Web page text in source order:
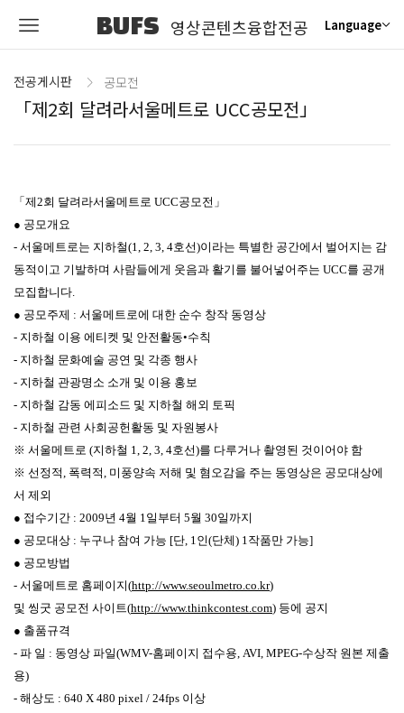
BUFS 영상콘텐츠융합전공 Language
전공게시판 공모전
「제2회 달려라서울메트로 UCC공모전」
「제2회 달려라서울메트로 UCC공모전」
● 공모개요
- 서울메트로는 지하철(1, 2, 3, 4호선)이라는 특별한 공간에서 벌어지는 감
동적이고 기발하며 사람들에게 웃음과 활기를 불어넣어주는 UCC를 공개
모집합니다.
● 공모주제 : 서울메트로에 대한 순수 창작 동영상
- 지하철 이용 에티켓 및 안전활동•수칙
- 지하철 문화예술 공연 및 각종 행사
- 지하철 관광명소 소개 및 이용 홍보
- 지하철 감동 에피소드 및 지하철 해외 토픽
- 지하철 관련 사회공헌활동 및 자원봉사
※ 서울메트로 (지하철 1, 2, 3, 4호선)를 다루거나 촬영된 것이어야 함
※ 선정적, 폭력적, 미풍양속 저해 및 혐오감을 주는 동영상은 공모대상에
서 제외
● 접수기간 : 2009년 4월 1일부터 5월 30일까지
● 공모대상 : 누구나 참여 가능 [단, 1인(단체) 1작품만 가능]
● 공모방법
- 서울메트로 홈페이지(http://www.seoulmetro.co.kr)
및 씽굿 공모전 사이트(http://www.thinkcontest.com) 등에 공지
● 출품규격
- 파 일 : 동영상 파일(WMV-홈페이지 접수용, AVI, MPEG-수상작 원본 제출
용)
- 해상도 : 640 X 480 pixel / 24fps 이상